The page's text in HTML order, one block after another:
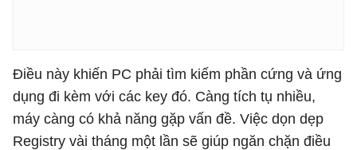
Điều này khiến PC phải tìm kiếm phần cứng và ứng
dụng đi kèm với các key đó. Càng tích tụ nhiều,
máy càng có khả năng gặp vấn đề. Việc dọn dẹp
Registry vài tháng một lần sẽ giúp ngăn chặn điều